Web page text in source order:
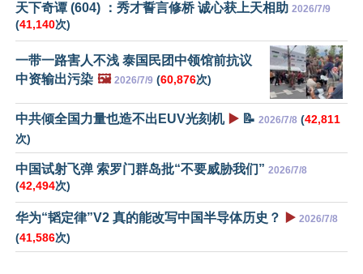
天下奇谭 (604) ：秀才誓言修桥 诚心获上天相助 2026/7/9
(41,140次)
一带一路害人不浅 泰国民团中领馆前抗议
中资输出污染 🖼️ 2026/7/9 (60,876次)
中共倾全国力量也造不出EUV光刻机 ▶️ 📝 2026/7/8 (42,811
次)
中国试射飞弹 索罗门群岛批“不要威胁我们” 2026/7/8
(42,494次)
华为“韬定律”V2 真的能改写中国半导体历史？ ▶️ 2026/7/8
(41,586次)